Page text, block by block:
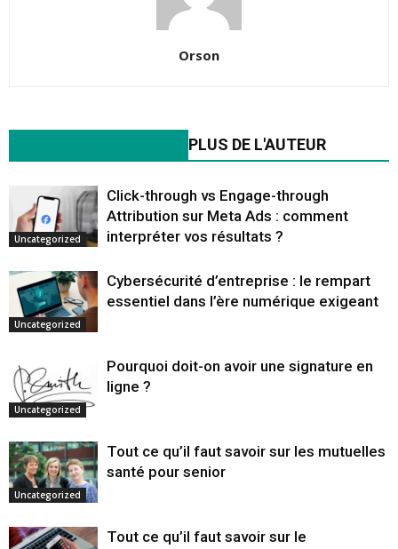
Orson
PLUS DE L'AUTEUR
Uncategorized
Click-through vs Engage-through
Attribution sur Meta Ads : comment
interpréter vos résultats ?
Uncategorized
Cybersécurité d’entreprise : le rempart
essentiel dans l’ère numérique exigeant
Uncategorized
Pourquoi doit-on avoir une signature en
ligne ?
Uncategorized
Tout ce qu’il faut savoir sur les mutuelles
santé pour senior
Tout ce qu’il faut savoir sur le